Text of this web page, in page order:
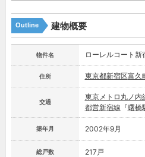
Outline 建物概要
物件名 ローレルコート新
住所 東京都新宿区富久
交通
東京メトロ丸ノ内
都営新宿線 『曙橋
築年月 2002年9月
総戸数 217戸